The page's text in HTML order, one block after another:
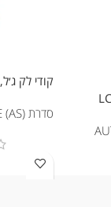
קודי לק ג׳ל, 8 מ”ל – AS03
סדרת ART SPRINKLE (AS)